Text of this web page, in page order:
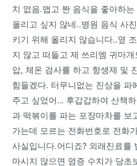
치 없음.맵고 짠 음식을 좋아하
올리고 싶지 않네..병원 음식 사
키기 위해 올리지 않습니다..옆
지 않고 떠들고 제 쓰리엠 귀마
압, 체온 검사를 하고 항생제 및
힘들겠다. 터무니없는 진상을 파
주고 싶었어… 후갑갑하여 산책
과 떡볶이를 파는 포장마차를 보
가는데 모르는 전화번호로 전화
사실입니다.어디죠? 외래진료를
마시지 않으면 염증 수치가 당초